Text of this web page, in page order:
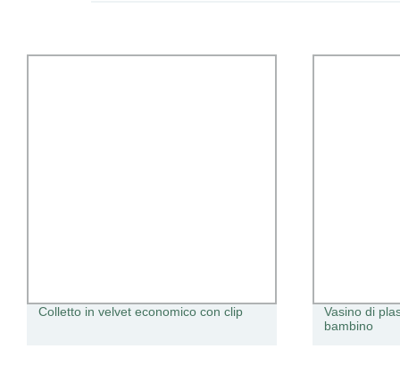
Colletto in velvet economico con clip
Vasino di
bambino